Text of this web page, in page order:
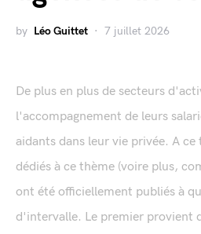
by Léo Guittet 7 juillet 2026
De plus en plus de secteurs
l'accompagnement de leurs
aidants dans leur vie privée. A
dédiés à ce thème (voire plus,
ont été officiellement publiés à
d'intervalle. Le premier provient